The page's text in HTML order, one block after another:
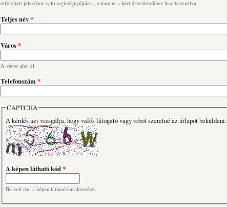
elfelejtett jelszóhoz való segítségnyújtásra, valamint a kért értesítésekhez lesz használva.
Teljes név*
Város*
A város ahol él.
Telefonszám*
CAPTCHA
A kérdés azt vizsgálja, hogy valós látogató vagy robot szeretné az űrlapot beküldeni.
A képen látható kód*
Be kell írni a képen látható karaktereket.